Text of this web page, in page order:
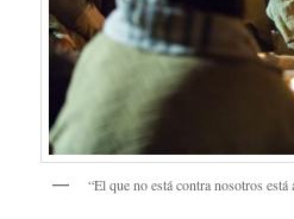
“El que no está contra nosotros está